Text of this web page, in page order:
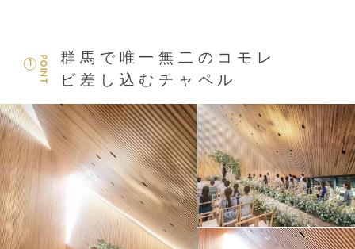
POINT
1
群馬で唯一無二のコモレ
ビ差し込むチャペル